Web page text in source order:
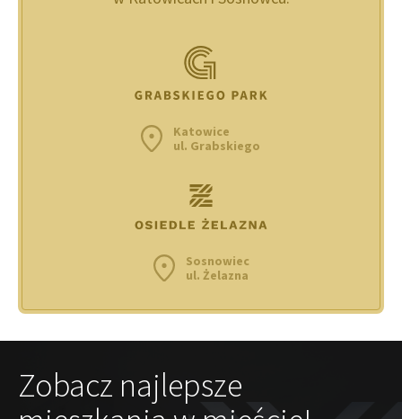
Katowice
ul. Grabskiego
Sosnowiec
ul. Żelazna
Zobacz najlepsze